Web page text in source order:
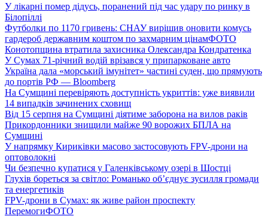
У лікарні помер дідусь, поранений під час удару по ринку в
Білопіллі
Футболки по 1170 гривень: СНАУ вирішив оновити комусь
гардероб державним коштом по захмарним цінамФОТО
Конотопщина втратила захисника Олександра Кондратенка
У Сумах 71-річний водій врізався у припарковане авто
Україна дала «морський імунітет» частині суден, що прямують
до портів РФ — Bloomberg
На Сумщині перевіряють доступність укриттів: уже виявили
14 випадків зачинених сховищ
Від 15 серпня на Сумщині діятиме заборона на вилов раків
Прикордонники знищили майже 90 ворожих БПЛА на
Сумщині
У напрямку Кириківки масово застосовують FPV-дрони на
оптоволокні
Чи безпечно купатися у Галенківському озері в Шостці
Глухів бореться за світло: Романько об’єднує зусилля громади
та енергетиків
FPV-дрони в Сумах: як живе район проспекту
ПеремогиФОТО